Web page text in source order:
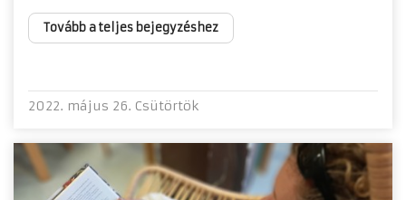
Tovább a teljes bejegyzéshez
2022. május 26. Csütörtök